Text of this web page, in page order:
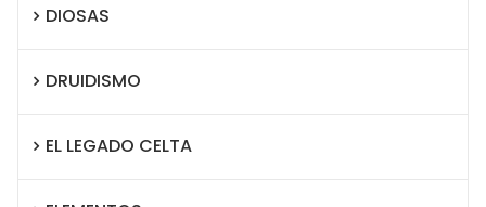
DIOSAS
DRUIDISMO
EL LEGADO CELTA